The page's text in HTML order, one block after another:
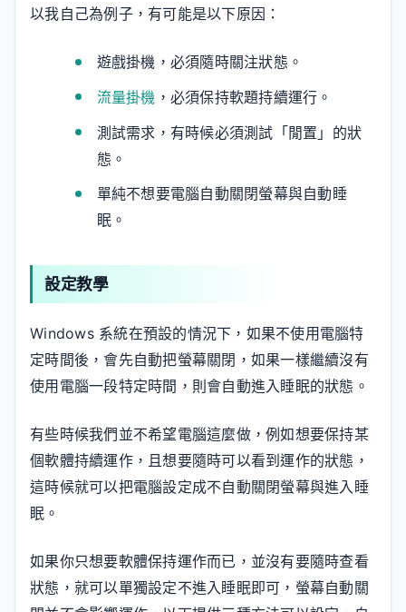
以我自己為例子，有可能是以下原因：
遊戲掛機，必須隨時關注狀態。
流量掛機 ，必須保持軟題持續運行。
測試需求，有時候必須測試「閒置」的狀
態。
單純不想要電腦自動關閉螢幕與自動睡
眠。
設定教學
Windows 系統在預設的情況下，如果不使用電腦特
定時間後，會先自動把螢幕關閉，如果一樣繼續沒有
使用電腦一段特定時間，則會自動進入睡眠的狀態。
有些時候我們並不希望電腦這麼做，例如想要保持某
個軟體持續運作，且想要隨時可以看到運作的狀態，
這時候就可以把電腦設定成不自動關閉螢幕與進入睡
眠。
如果你只想要軟體保持運作而已，並沒有要隨時查看
狀態，就可以單獨設定不進入睡眠即可，螢幕自動關